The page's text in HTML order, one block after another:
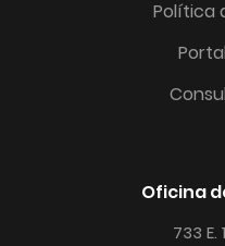
Política
Oficina
733 E.